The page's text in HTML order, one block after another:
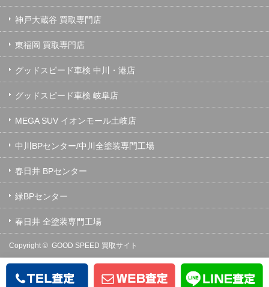
神戸大蔵谷 買取専門店
東福岡 買取専門店
グッドスピード車検 中川・港店
グッドスピード車検 岐阜店
MEGA SUV イオンモール土岐店
中川BPセンター/中川全塗装専門工場
春日井 BPセンター
緑BPセンター
春日井 全塗装専門工場
Copyright © GOOD SPEED 買取サイト